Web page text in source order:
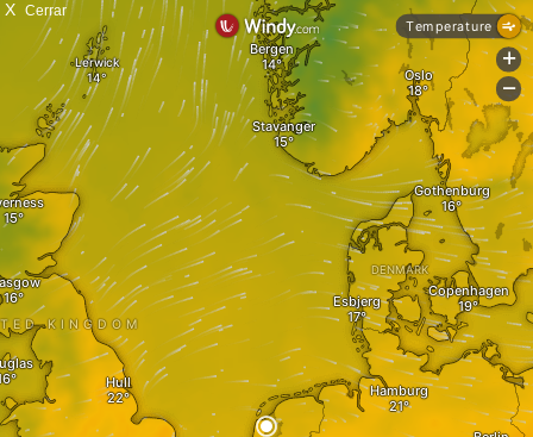
X Cerrar